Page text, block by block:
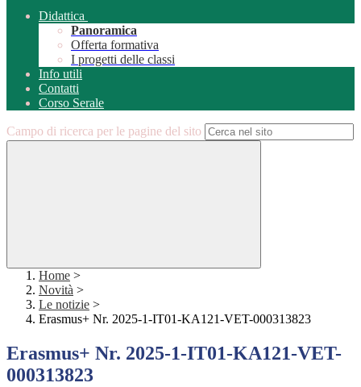
Didattica
Panoramica
Offerta formativa
I progetti delle classi
Info utili
Contatti
Corso Serale
Campo di ricerca per le pagine del sito
Home >
Novità >
Le notizie >
Erasmus+ Nr. 2025-1-IT01-KA121-VET-000313823
Erasmus+ Nr. 2025-1-IT01-KA121-VET-
000313823